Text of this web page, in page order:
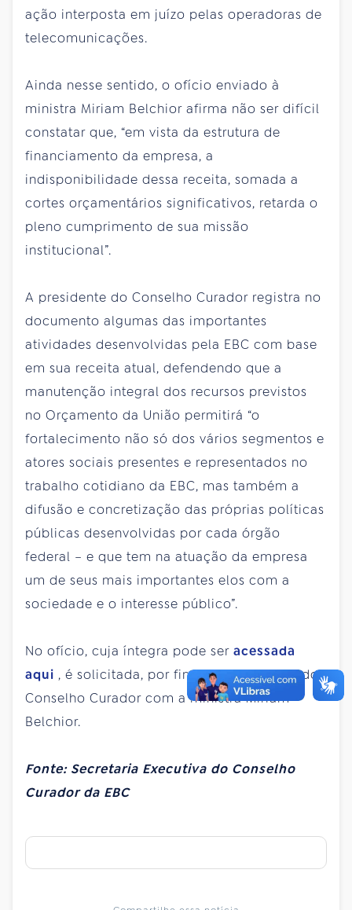
ação interposta em juízo pelas operadoras de
telecomunicações.
Ainda nesse sentido, o ofício enviado à
ministra Miriam Belchior afirma não ser difícil
constatar que, “em vista da estrutura de
financiamento da empresa, a
indisponibilidade dessa receita, somada a
cortes orçamentários significativos, retarda o
pleno cumprimento de sua missão
institucional”.
A presidente do Conselho Curador registra no
documento algumas das importantes
atividades desenvolvidas pela EBC com base
em sua receita atual, defendendo que a
manutenção integral dos recursos previstos
no Orçamento da União permitirá “o
fortalecimento não só dos vários segmentos e
atores sociais presentes e representados no
trabalho cotidiano da EBC, mas também a
difusão e concretização das próprias políticas
públicas desenvolvidas por cada órgão
federal – e que tem na atuação da empresa
um de seus mais importantes elos com a
sociedade e o interesse público”.
No ofício, cuja íntegra pode ser acessada
aqui , é solicitada, por fim, uma audiência do
Conselho Curador com a ministra Miriam
Belchior.
Fonte: Secretaria Executiva do Conselho
Curador da EBC